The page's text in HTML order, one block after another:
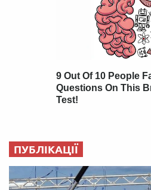
ПУБЛІКАЦІЇ